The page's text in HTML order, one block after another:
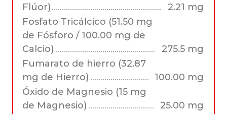
Flúor)
2.21 mg
Fosfato Tricálcico (51.50 mg
de Fósforo / 100.00 mg de
Calcio)
275.5 mg
Fumarato de hierro (32.87
mg de Hierro)
100.00 mg
Óxido de Magnesio (15 mg
de Magnesio)
25.00 mg